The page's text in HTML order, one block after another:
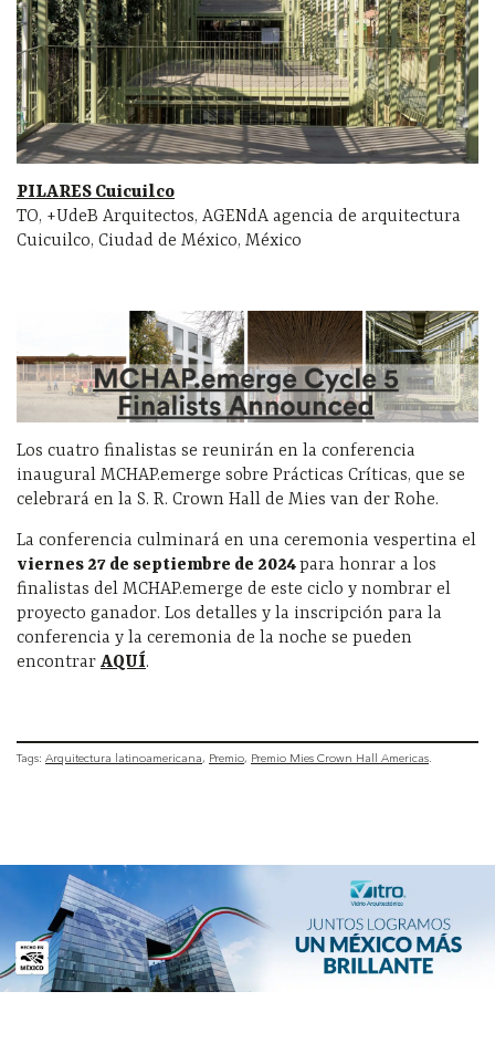
PILARES Cuicuilco
TO, +UdeB Arquitectos, AGENdA agencia de arquitectura
Cuicuilco, Ciudad de México, México
Los cuatro finalistas se reunirán en la conferencia
inaugural MCHAP.emerge sobre Prácticas Críticas, que se
celebrará en la S. R. Crown Hall de Mies van der Rohe.
La conferencia culminará en una ceremonia vespertina el
viernes 27 de septiembre de 2024para honrar a los
finalistas del MCHAP.emerge de este ciclo y nombrar el
proyecto ganador. Los detalles y la inscripción para la
conferencia y la ceremonia de la noche se pueden
encontrar AQUÍ.
Tags: Arquitectura latinoamericana Premio Premio Mies Crown Hall Americas